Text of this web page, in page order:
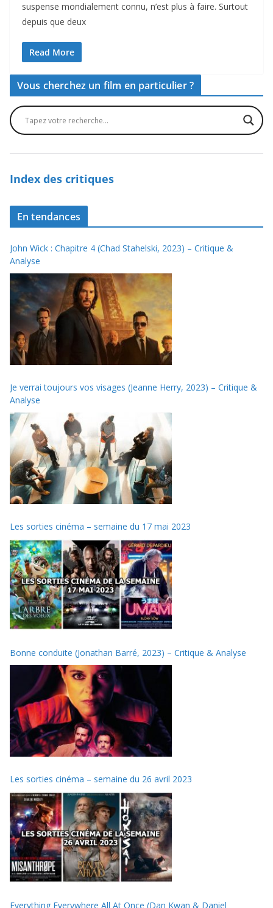
suspense mondialement connu, n’est plus à faire. Surtout
depuis que deux
Read More
Vous cherchez un film en particulier ?
Index des critiques
En tendances
John Wick : Chapitre 4 (Chad Stahelski, 2023) – Critique &
Analyse
Je verrai toujours vos visages (Jeanne Herry, 2023) – Critique &
Analyse
Les sorties cinéma – semaine du 17 mai 2023
Bonne conduite (Jonathan Barré, 2023) – Critique & Analyse
Les sorties cinéma – semaine du 26 avril 2023
Everything Everywhere All At Once (Dan Kwan & Daniel